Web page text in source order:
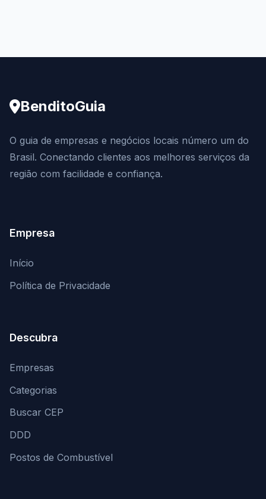
BenditoGuia
O guia de empresas e negócios locais número um do
Brasil. Conectando clientes aos melhores serviços da
região com facilidade e confiança.
Empresa
Início
Política de Privacidade
Descubra
Empresas
Categorias
Buscar CEP
DDD
Postos de Combustível